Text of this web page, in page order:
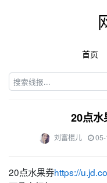
首页
20点水
刘富棍儿 05-
20点水果券https://